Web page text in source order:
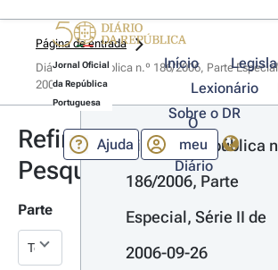
Jornal Oficial
da República
Portuguesa
Início
Lexionário
Sobre o DR
Ajuda
O
meu
Diário
Página de entrada
Diário da República n.º 186/2006, Parte
2006-09-26
Refinar
Pesquisa
Parte
Diário da República
186/2006, Parte
Especial, Série II de
2006-09-26